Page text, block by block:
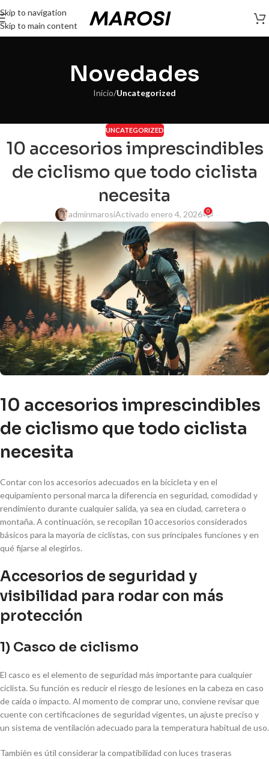
Skip to navigation
Skip to main content
Novedades
Inicio/Uncategorized
UNCATEGORIZED
10 accesorios imprescindibles
de ciclismo que todo ciclista
necesita
adminmarosiActivado enero 4, 2026 0
10 accesorios imprescindibles
de ciclismo que todo ciclista
necesita
Contar con los accesorios adecuados en la bicicleta y en el
equipamiento personal marca la diferencia en seguridad, comodidad y
rendimiento durante cualquier salida, ya sea en ciudad, carretera o
montaña. A continuación, se recopilan 10 accesorios considerados
básicos para la mayoría de ciclistas, con sus principales funciones y en
qué fijarse al elegirlos.
Accesorios de seguridad y
visibilidad para rodar con más
protección
1) Casco de ciclismo
El casco es el elemento de seguridad más importante para cualquier
ciclista. Su función es reducir el riesgo de lesiones en la cabeza en caso
de caída o impacto. Al momento de comprar uno, conviene revisar que
cuente con certificaciones de seguridad vigentes, un ajuste preciso y
un sistema de ventilación adecuado para la temperatura habitual de uso.
También es útil considerar la compatibilidad con luces traseras